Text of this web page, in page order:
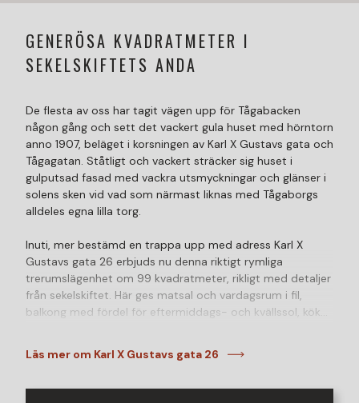
GENERÖSA KVADRATMETER I
SEKELSKIFTETS ANDA
De flesta av oss har tagit vägen upp för Tågabacken
någon gång och sett det vackert gula huset med hörntorn
anno 1907, beläget i korsningen av Karl X Gustavs gata och
Tågagatan. Ståtligt och vackert sträcker sig huset i
gulputsad fasad med vackra utsmyckningar och glänser i
solens sken vid vad som närmast liknas med Tågaborgs
alldeles egna lilla torg.
Inuti, mer bestämd en trappa upp med adress Karl X
Gustavs gata 26 erbjuds nu denna riktigt rymliga
trerumslägenhet om 99 kvadratmeter, rikligt med detaljer
från sekelskiftet. Här ges matsal och vardagsrum i fil,
balkong med fördel för eftermiddags- och kvällssol, kök
klädkammare och ett mycket generöst sovrum.
Läs mer om Karl X Gustavs gata 26